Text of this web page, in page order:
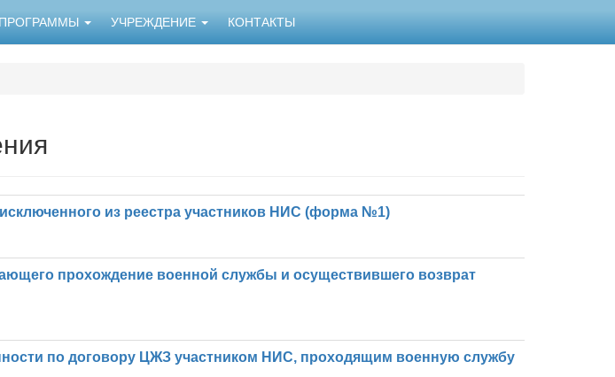
ПРОГРАММЫ УЧРЕЖДЕНИЕ КОНТАКТЫ
из реестра участников НИС (форма №1)
прохождение военной службы и осуществившего возврат
по договору ЦЖЗ участником НИС, проходящим военную службу